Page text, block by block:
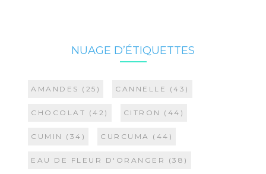
NUAGE D’ÉTIQUETTES
AMANDES (25) CANNELLE (43)
CHOCOLAT (42) CITRON (44)
CUMIN (34) CURCUMA (44)
EAU DE FLEUR D'ORANGER (38)